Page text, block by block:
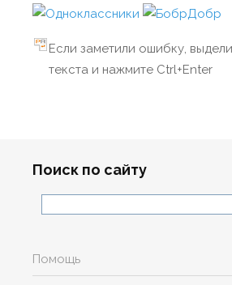
Если заметили ошибку,
текста и нажмите Ctrl+Enter
Поиск по сайту
Помощь